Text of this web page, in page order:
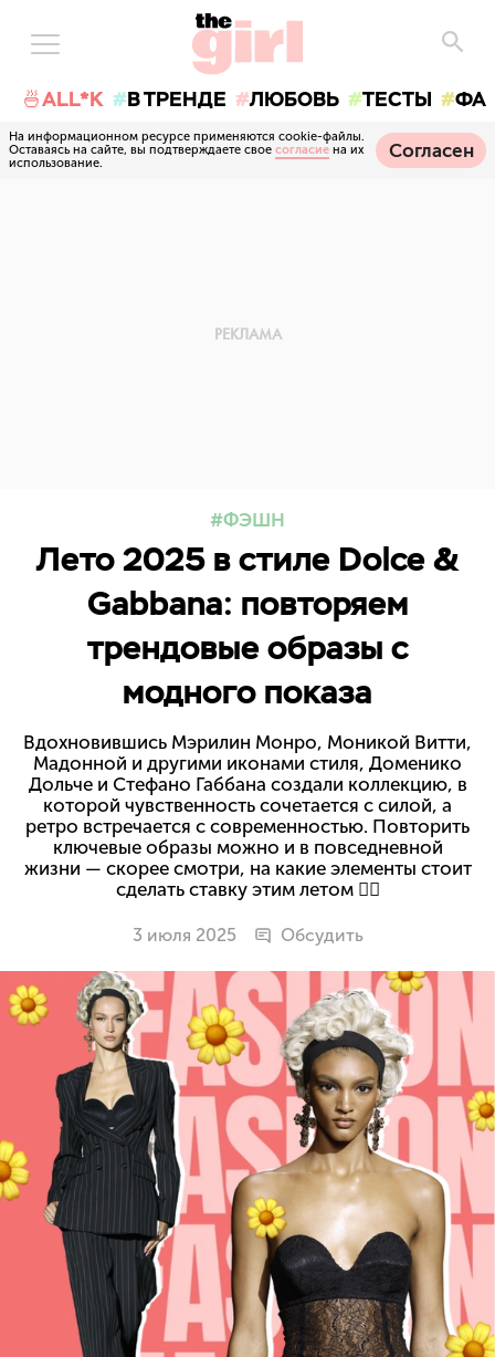
🍜ALL*K В ТРЕНДЕ ЛЮБОВЬ ТЕСТЫ
На информационном ресурсе применяются cookie-файлы.
Оставаясь на сайте, вы подтверждаете свое согласие на их
использование.
Согласен
ФЭШН
Лето 2025 в стиле Dolce &
Gabbana: повторяем
трендовые образы с
модного показа
Вдохновившись Мэрилин Монро, Моникой Витти,
Мадонной и другими иконами стиля, Доменико
Дольче и Стефано Габбана создали коллекцию, в
которой чувственность сочетается с силой, а
ретро встречается с современностью. Повторить
ключевые образы можно и в повседневной
жизни — скорее смотри, на какие элементы стоит
сделать ставку этим летом ❤️‍🔥
3 июля 2025 Обсудить